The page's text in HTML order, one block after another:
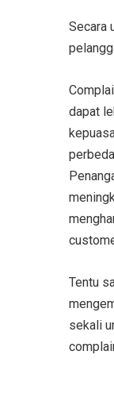
Secara
dapat
Tentu
sekali